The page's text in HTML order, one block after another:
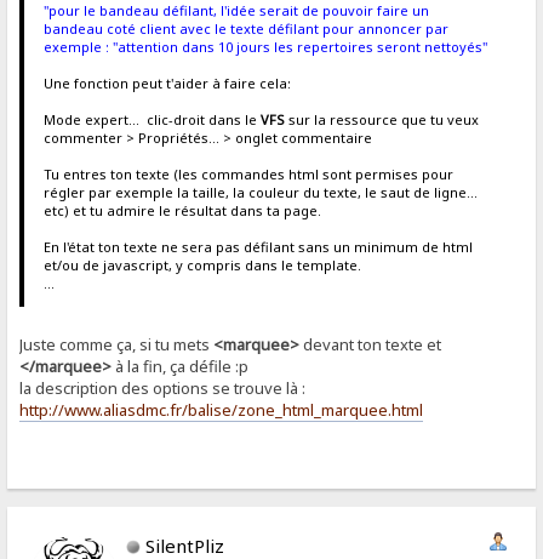
"pour le bandeau défilant, l'idée serait de pouvoir faire un
bandeau coté client avec le texte défilant pour annoncer par
exemple : "attention dans 10 jours les repertoires seront nettoyés"
Une fonction peut t'aider à faire cela:
Mode expert... clic-droit dans le VFSsur la ressource que tu veux
commenter > Propriétés... > onglet commentaire
Tu entres ton texte (les commandes html sont permises pour
régler par exemple la taille, la couleur du texte, le saut de ligne...
etc) et tu admire le résultat dans ta page.
En l'état ton texte ne sera pas défilant sans un minimum de html
et/ou de javascript, y compris dans le template.
...
Juste comme ça, si tu mets <marquee>devant ton texte et
</marquee> à la fin, ça défile :p
la description des options se trouve là :
http://www.aliasdmc.fr/balise/zone_html_marquee.html
SilentPliz